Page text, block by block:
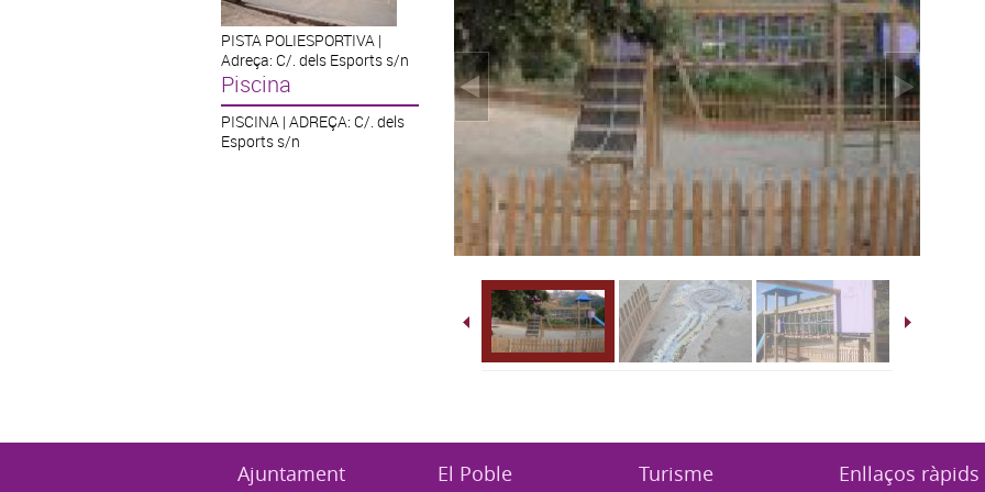
PISTA POLIESPORTIVA |
Adreça: C/. dels Esports s/n
Piscina
PISCINA | ADREÇA: C/. dels
Esports s/n
Ajuntament El Poble Turisme Enllaços ràpids